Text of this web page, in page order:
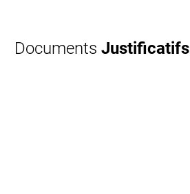
DocumentsJustificatifs